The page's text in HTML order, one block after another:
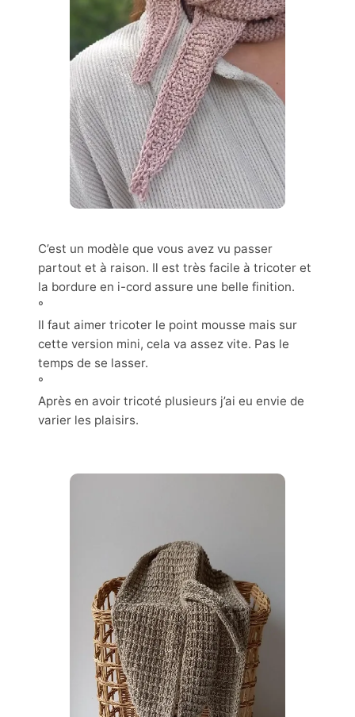
C’est un modèle que vous avez vu passer
partout et à raison. Il est très facile à tricoter et
la bordure en i-cord assure une belle finition.
°
Il faut aimer tricoter le point mousse mais sur
cette version mini, cela va assez vite. Pas le
temps de se lasser.
°
Après en avoir tricoté plusieurs j’ai eu envie de
varier les plaisirs.